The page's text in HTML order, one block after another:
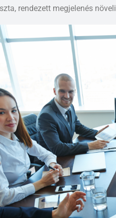
rendezett megjelenés